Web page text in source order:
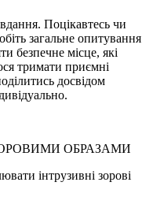
Поцікавтесь чи
загальне опитування
безпечне місце, які
тримати приємні
досвідом
ОБРАЗАМИ
інтрузивні зорові